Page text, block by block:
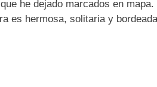
he dejado marcados en
es hermosa, solitaria y